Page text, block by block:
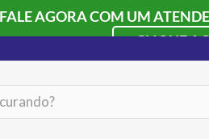
AGORA COM UM
CLIQUE